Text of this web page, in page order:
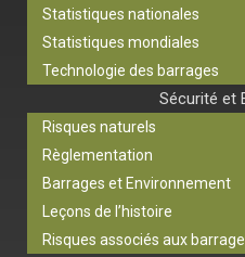
Statistiques nationales
Statistiques mondiales
Technologie des barrages
Sécurité et
Risques naturels
Règlementation
Barrages et Environnement
Leçons de l’histoire
Risques associés aux